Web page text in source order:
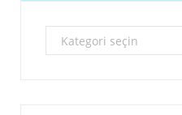
Kategoriler